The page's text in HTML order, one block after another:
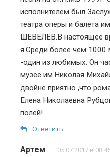
исполнителем был
театра оперы и балета
ШЕВЕЛЁВ.В настоящее
я.Среди более чем 1000
-один из любимых. Он
музее им.Николая
двойне приятно ,что
Елена Николаевна
полей!
Ответить
Артем 05.07.2017 в